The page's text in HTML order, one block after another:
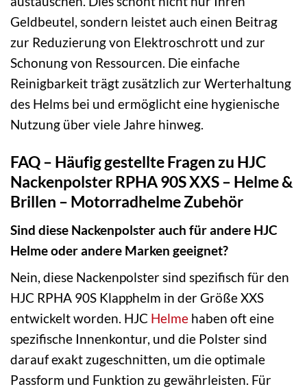
Geldbeutel, sondern leistet auch einen Beitrag
zur Reduzierung von Elektroschrott und zur
Schonung von Ressourcen. Die einfache
Reinigbarkeit trägt zusätzlich zur Werterhaltung
des Helms bei und ermöglicht eine hygienische
Nutzung über viele Jahre hinweg.
FAQ – Häufig gestellte Fragen zu HJC
Nackenpolster RPHA 90S XXS – Helme &
Brillen – Motorradhelme Zubehör
Sind diese Nackenpolster auch für andere HJC
Helme oder andere Marken geeignet?
Nein, diese Nackenpolster sind spezifisch für den
HJC RPHA 90S Klapphelm in der Größe XXS
entwickelt worden. HJC Helme haben oft eine
spezifische Innenkontur, und die Polster sind
darauf exakt zugeschnitten, um die optimale
Passform und Funktion zu gewährleisten. Für